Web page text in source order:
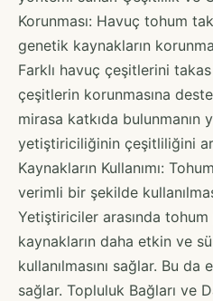
Korunması: Havuç tohum
genetik kaynakların
Farklı havuç çeşitlerini
çeşitlerin korunmasına
mirasa katkıda bulunmanın
yetiştiriciliğinin çeşitliliğini
Kaynakların Kullanımı:
verimli bir şekilde
Yetiştiriciler arasında tohum
kaynakların daha etkin ve
kullanılmasını sağlar. Bu
sağlar. Topluluk Bağları ve